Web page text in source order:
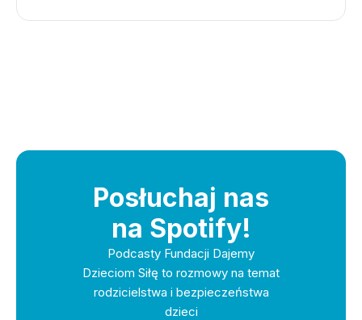
Posłuchaj nas
na Spotify!
Podcasty Fundacji Dajemy
Dzieciom Siłę to rozmowy na temat
rodzicielstwa i bezpieczeństwa
dzieci